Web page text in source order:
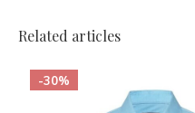
Related articles
-30%